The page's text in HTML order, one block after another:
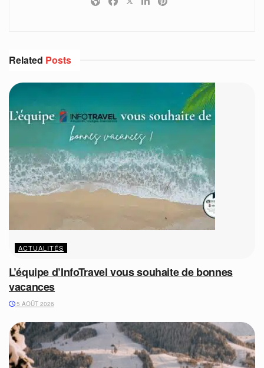
Related Posts
ACTUALITÉS
L’équipe d’InfoTravel vous souhaite de bonnes
vacances
5 AOÛT 2026